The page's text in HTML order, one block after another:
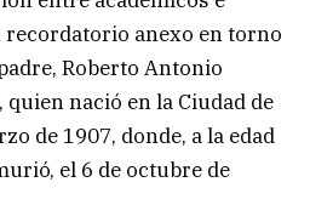
anexo en torno
Roberto Antonio
nació en la Ciudad de
de 1907, donde, a la edad
el 6 de octubre de